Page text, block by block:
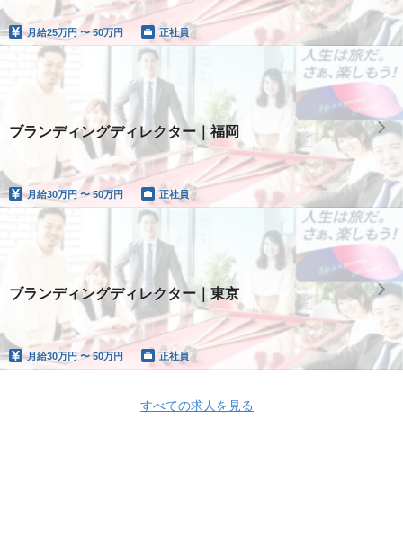
月給25万円 〜 50万円 正社員
ブランディングディレクター｜福岡
月給30万円 〜 50万円 正社員
ブランディングディレクター｜東京
月給30万円 〜 50万円 正社員
すべての求人を見る